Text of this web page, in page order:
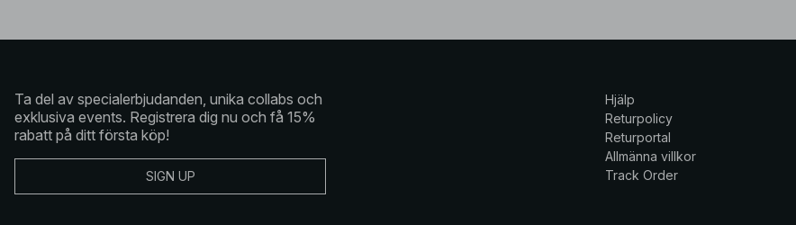
Ta del av specialerbjudanden, unika collabs och
exklusiva events. Registrera dig nu och få 15%
rabatt på ditt första köp!
SIGN UP
Hjälp
Returpolicy
Returportal
Allmänna villkor
Track Order